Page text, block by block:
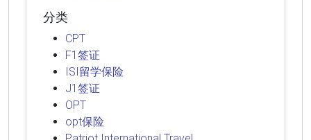
分类
CPT
F1签证
ISI留学保险
J1签证
OPT
opt保险